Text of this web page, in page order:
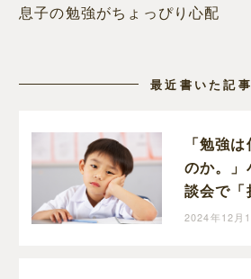
息子の勉強がちょっぴり心配
最近書いた記事
「勉強
のか。」
談会で「
ません」
2024年12月